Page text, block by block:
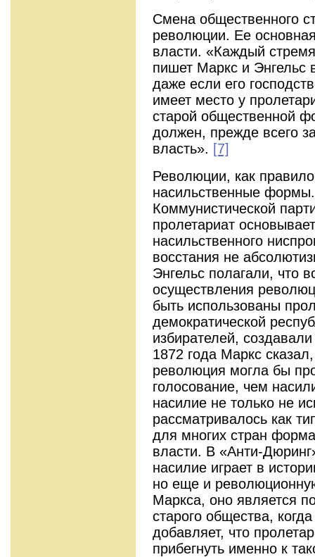
Смена общественного
революции. Ее
власти. «Каждый
пишет Маркс и Энгельс
даже если его
имеет место у
старой общественной
должен, прежде всего
власть». [7]
Революции, как
насильственные
Коммунистической
пролетариат
насильственного
восстания не
Энгельс полагали, что
осуществления
быть использованы
демократической
избирателей,
1872 года Маркс
революция могла бы
голосование, чем
насилие не только не
рассматривалось как
для многих стран
власти. В «Анти-
насилие играет в
но еще и
Маркса, оно является
старого общества,
добавляет, что
прибегнуть именно к